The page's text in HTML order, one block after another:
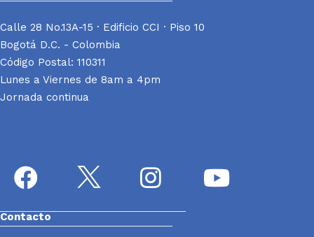
Calle 28 No.13A-15 · Edificio CCI · Piso 10
Bogotá D.C. - Colombia
Código Postal: 110311
Lunes a Viernes de 8am a 4pm
Jornada continua
Contacto